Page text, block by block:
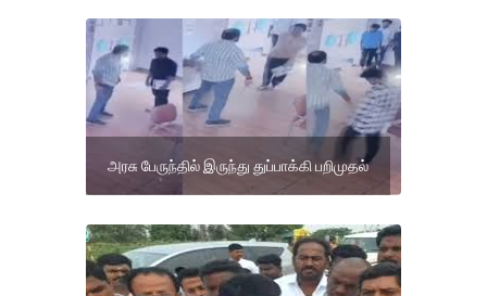
அரசு பேருந்தில் இருந்து துப்பாக்கி பறிமுதல்